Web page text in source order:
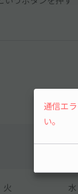
火 水
通信エ
い。